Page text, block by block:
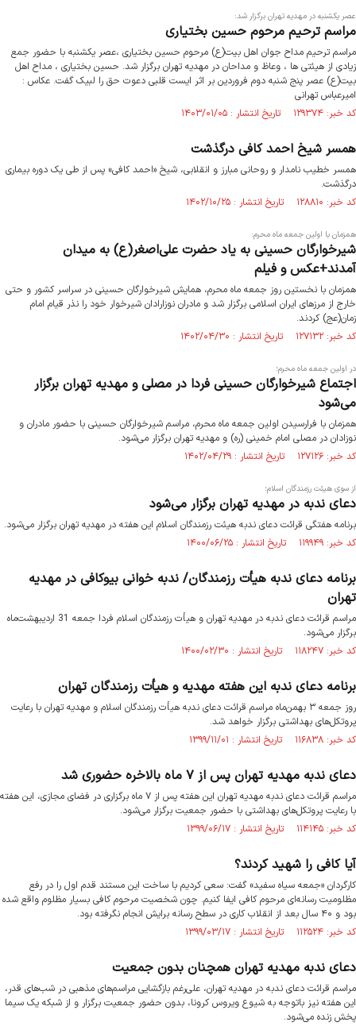
عصر یکشنبه در مهدیه تهران برگزار شد:
مراسم ترحیم مرحوم حسین بختیاری
مراسم ترحیم مداح جوان اهل بیت(ع) مرحوم حسین بختیاری ،عصر یکشنبه با حضور جمع
زیادی از هیئتی ها ، وعاظ و مداحان در مهدیه تهران برگزار شد. حسین بختیاری ، مداح اهل
بیت(ع) عصر پنج شنبه دوم فروردین بر اثر ایست قلبی دعوت حق را لبیک گفت. عکاس :
امیرعباس تهرانی
کد خبر: ۱۲۹۳۷۴ تاریخ انتشار : ۱۴۰۳/۰۱/۰۵
همسر شیخ احمد کافی درگذشت
همسر خطیب نامدار و روحانی مبارز و انقلابی، شیخ «احمد کافی» پس از طی یک دوره بیماری
درگذشت.
کد خبر: ۱۲۸۸۱۰ تاریخ انتشار : ۱۴۰۲/۱۰/۲۵
همزمان با اولین جمعه ماه محرم:
شیرخوارگان حسینی به یاد حضرت علی‌اصغر(ع) به میدان
آمدند+عکس و فیلم
همزمان با نخستین روز جمعه ماه محرم، همایش شیرخوارگان حسینی در سراسر کشور و حتی
خارج از مرزهای ایران اسلامی برگزار شد و مادران نوزارادان شیرخوار خود را نذر قیام امام
زمان(عج) کردند.
کد خبر: ۱۲۷۱۳۲ تاریخ انتشار : ۱۴۰۲/۰۴/۳۰
در اولین جمعه ماه محرم؛
اجتماع شیرخوارگان حسینی فردا در مصلی و مهدیه تهران برگزار
می‌شود
همزمان با فرارسیدن اولین جمعه ماه محرم، مراسم شیرخوارگان حسینی با حضور مادران و
نوزادان در مصلی امام خمینی (ره) و مهدیه تهران برگزار می‌شود.
کد خبر: ۱۲۷۱۲۶ تاریخ انتشار : ۱۴۰۲/۰۴/۲۹
از سوی هیئت رزمندگان اسلام؛
دعای ندبه در مهدیه تهران برگزار می‌شود
برنامه هفتگی قرائت دعای ندبه هیئت رزمندگان اسلام این هفته در مهدیه تهران برگزار می‌شود.
کد خبر: ۱۱۹۹۴۹ تاریخ انتشار : ۱۴۰۰/۰۶/۲۵
برنامه دعای ندبه هیأت رزمندگان/ ندبه خوانی بیوکافی در مهدیه
تهران
مراسم قرائت دعای ندبه در مهدیه تهران و هیأت رزمندگان اسلام فردا جمعه 31 اردیبهشت‌ماه
برگزار می‌شود.
کد خبر: ۱۱۸۲۴۷ تاریخ انتشار : ۱۴۰۰/۰۲/۳۰
برنامه دعای ندبه این هفته مهدیه و هیأت رزمندگان تهران
روز جمعه ۳ بهمن‌ماه مراسم قرائت دعای ندبه هیأت رزمندگان اسلام و مهدیه تهران با رعایت
پروتکل‌های بهداشتی برگزار خواهد شد.
کد خبر: ۱۱۶۸۳۸ تاریخ انتشار : ۱۳۹۹/۱۱/۰۱
دعای ندبه مهدیه تهران پس از ۷ ماه بالاخره حضوری شد
مراسم قرائت دعای ندبه مهدیه تهران این هفته پس از ۷ ماه برگزاری در فضای مجازی، این هفته
با رعایت پروتکل‌های بهداشتی با حضور جمعیت برگزار می‌شود.
کد خبر: ۱۱۴۱۴۵ تاریخ انتشار : ۱۳۹۹/۰۶/۱۷
آیا کافی را شهید کردند؟
کارگردان «جمعه سیاه سفید» گفت: سعی کردیم با ساخت این مستند قدم اول را در رفع
مظلومیت رسانه‌ای مرحوم کافی ایفا کنیم. چون شخصیت مرحوم کافی بسیار مظلوم واقع شده
بود و ۴۰ سال بعد از انقلاب کاری در سطح رسانه برایش انجام نگرفته بود.
کد خبر: ۱۱۲۵۲۴ تاریخ انتشار : ۱۳۹۹/۰۳/۱۷
دعای ندبه مهدیه تهران همچنان بدون جمعیت
مراسم قرائت دعای ندبه در مهدیه تهران، علی‌رغم بازگشایی مراسم‌های مذهبی در شب‌های قدر،
این هفته نیز باتوجه به شیوع ویروس کرونا، بدون حضور جمعیت برگزار و از شبکه یک سیما
پخش زنده می‌شود.